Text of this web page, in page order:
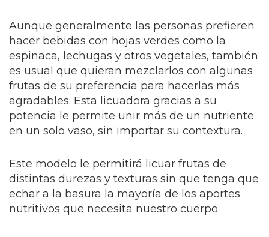
Aunque generalmente las personas prefieren
hacer bebidas con hojas verdes como la
espinaca, lechugas y otros vegetales, también
es usual que quieran mezclarlos con algunas
frutas de su preferencia para hacerlas más
agradables. Esta licuadora gracias a su
potencia le permite unir más de un nutriente
en un solo vaso, sin importar su contextura.
Este modelo le permitirá licuar frutas de
distintas durezas y texturas sin que tenga que
echar a la basura la mayoría de los aportes
nutritivos que necesita nuestro cuerpo.